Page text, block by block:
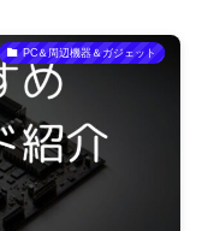
PC＆周辺機器＆ガジェット